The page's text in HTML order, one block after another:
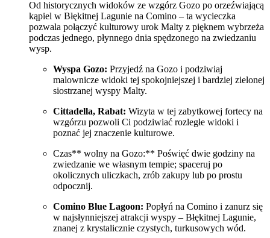
Od historycznych widoków ze wzgórz Gozo po orzeźwiającą
kąpiel w Błękitnej Lagunie na Comino – ta wycieczka
pozwala połączyć kulturowy urok Malty z pięknem wybrzeża
podczas jednego, płynnego dnia spędzonego na zwiedzaniu
wysp.
Wyspa Gozo: Przyjedź na Gozo i podziwiaj
malownicze widoki tej spokojniejszej i bardziej zielonej
siostrzanej wyspy Malty.
Cittadella, Rabat: Wizyta w tej zabytkowej fortecy na
wzgórzu pozwoli Ci podziwiać rozległe widoki i
poznać jej znaczenie kulturowe.
Czas** wolny na Gozo:** Poświęć dwie godziny na
zwiedzanie we własnym tempie; spaceruj po
okolicznych uliczkach, zrób zakupy lub po prostu
odpocznij.
Comino Blue Lagoon: Popłyń na Comino i zanurz się
w najsłynniejszej atrakcji wyspy – Błękitnej Lagunie,
znanej z krystalicznie czystych, turkusowych wód.